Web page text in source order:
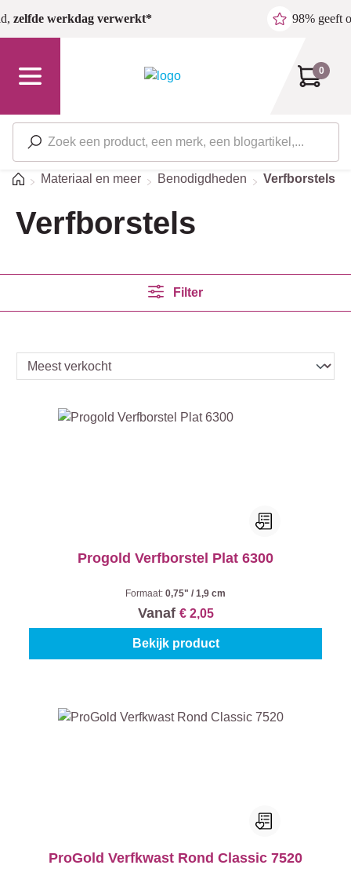
Ga naar de hoofdinhoud
zelfde werkdag verwerkt* 98% geeft
0
HomeMateriaal en meer Benodigdheden Verfborstels
Verfborstels
Filter
Progold Verfborstel Plat 6300
Formaat: 0,75" / 1,9 cm
Vanaf € 2,05
Bekijk product
ProGold Verfkwast Rond Classic 7520